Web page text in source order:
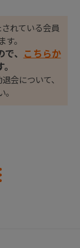
れている会員
。
、
こちらか
会について、